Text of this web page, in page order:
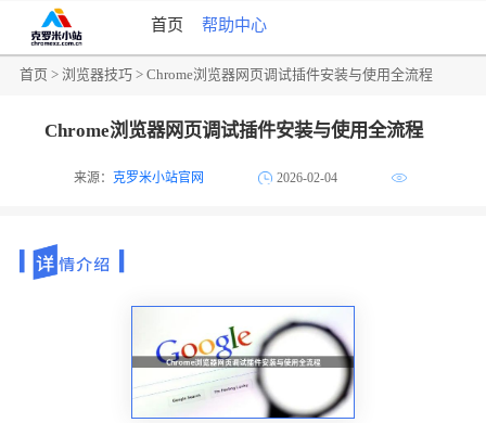
首页 帮助中心
首页 >浏览器技巧 > Chrome浏览器网页调试插件安装与使用全流程
Chrome浏览器网页调试插件安装与使用全流程
来源：克罗米小站官网 2026-02-04